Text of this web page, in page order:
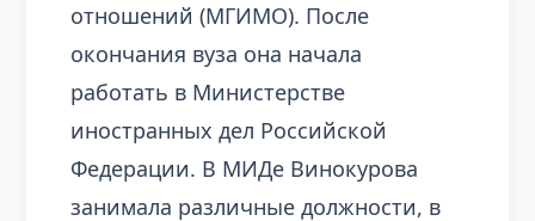
отношений (МГИМО). После
окончания вуза она начала
работать в Министерстве
иностранных дел Российской
Федерации. В МИДе Винокурова
занимала различные должности, в